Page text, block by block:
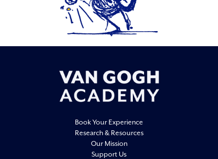
Book Your Experience
Research & Resources
Our Mission
Support Us